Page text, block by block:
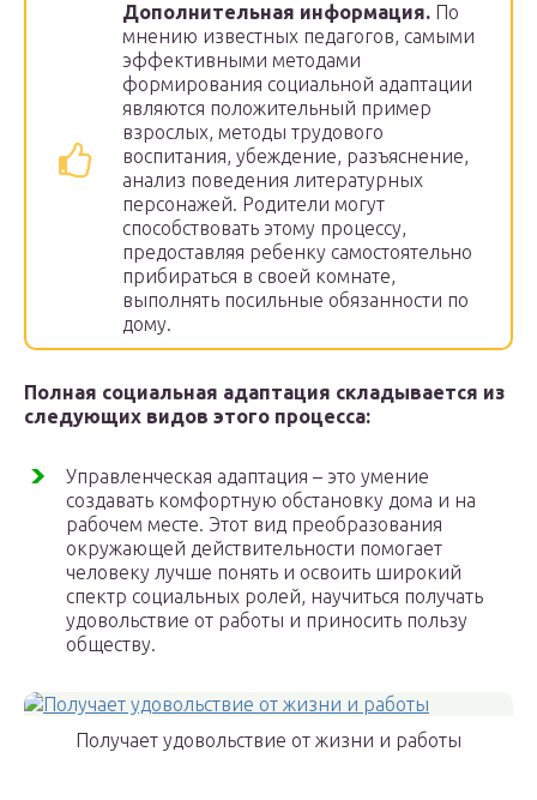
Дополнительная информация. По
мнению известных педагогов, самыми
эффективными методами
формирования социальной адаптации
являются положительный пример
взрослых, методы трудового
воспитания, убеждение, разъяснение,
анализ поведения литературных
персонажей. Родители могут
способствовать этому процессу,
предоставляя ребенку самостоятельно
прибираться в своей комнате,
выполнять посильные обязанности по
дому.
Полная социальная адаптация складывается из
следующих видов этого процесса:
Управленческая адаптация – это умение
создавать комфортную обстановку дома и на
рабочем месте. Этот вид преобразования
окружающей действительности помогает
человеку лучше понять и освоить широкий
спектр социальных ролей, научиться получать
удовольствие от работы и приносить пользу
обществу.
Получает удовольствие от жизни и работы